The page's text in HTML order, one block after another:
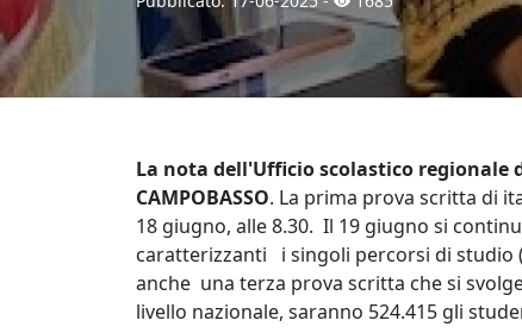
La nota dell'Ufficio scolastico regionale
CAMPOBASSO. La prima prova scritta di
18 giugno, alle 8.30. Il 19 giugno si
caratterizzanti i singoli percorsi di studio
anche una terza prova scritta che si
livello nazionale, saranno 524.415 gli